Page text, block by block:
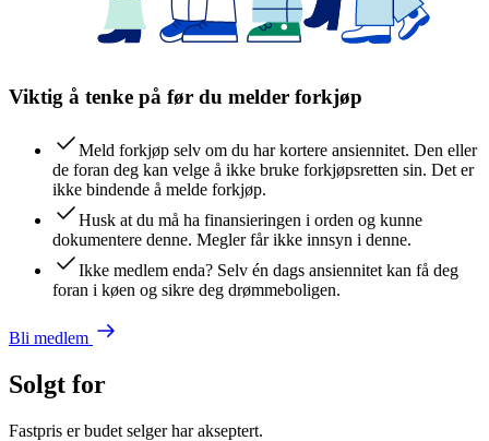
Viktig å tenke på før du melder forkjøp
Meld forkjøp selv om du har kortere ansiennitet. Den eller
de foran deg kan velge å ikke bruke forkjøpsretten sin. Det er
ikke bindende å melde forkjøp.
Husk at du må ha finansieringen i orden og kunne
dokumentere denne. Megler får ikke innsyn i denne.
Ikke medlem enda? Selv én dags ansiennitet kan få deg
foran i køen og sikre deg drømmeboligen.
Bli medlem
Solgt for
Fastpris er budet selger har akseptert.